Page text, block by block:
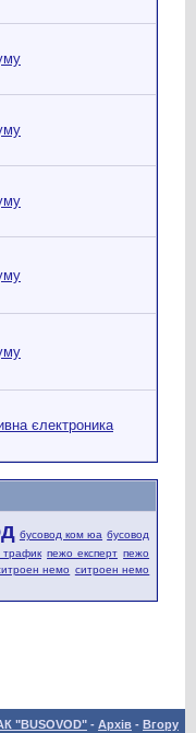
єлектроника
бусовод ком юа бусовод
пежо експерт пежо
немо ситроен немо
"BUSOVOD" - Архів - Вгору